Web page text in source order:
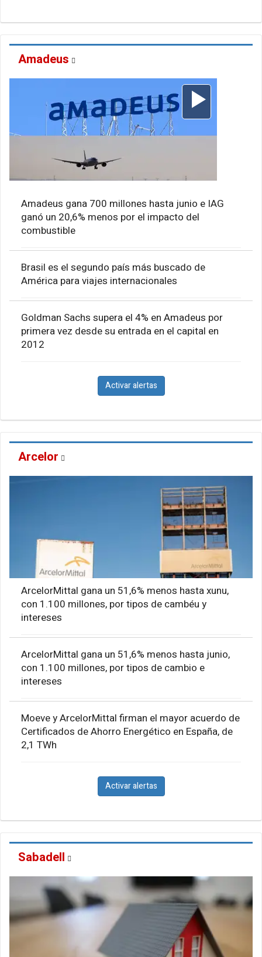
Amadeus
Amadeus gana 700 millones hasta junio e IAG
ganó un 20,6% menos por el impacto del
combustible
Brasil es el segundo país más buscado de
América para viajes internacionales
Goldman Sachs supera el 4% en Amadeus por
primera vez desde su entrada en el capital en
2012
Activar alertas
Arcelor
ArcelorMittal gana un 51,6% menos hasta xunu,
con 1.100 millones, por tipos de cambéu y
intereses
ArcelorMittal gana un 51,6% menos hasta junio,
con 1.100 millones, por tipos de cambio e
intereses
Moeve y ArcelorMittal firman el mayor acuerdo de
Certificados de Ahorro Energético en España, de
2,1 TWh
Activar alertas
Sabadell